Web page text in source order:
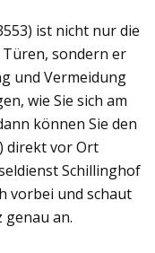
ist nicht nur die
sondern er
und Vermeidung
wie Sie sich am
können Sie den
direkt vor Ort
Schillinghof
vorbei und schaut
genau an.